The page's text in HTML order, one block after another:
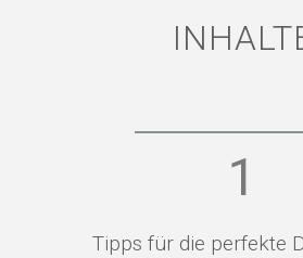
1
Tipps für die perfekte